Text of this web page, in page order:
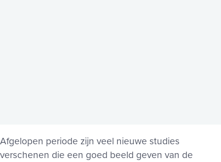
Afgelopen periode zijn veel nieuwe studies
verschenen die een goed beeld geven van de